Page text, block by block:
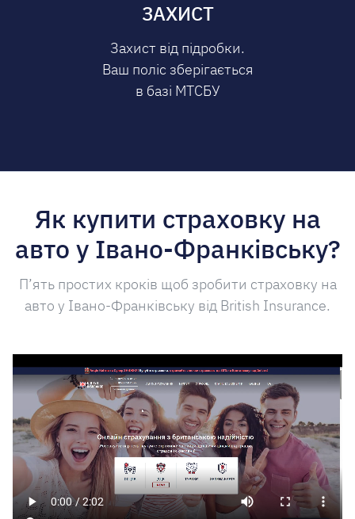
ЗАХИСТ
Захист від підробки.
Ваш поліс зберігається
в базі МТСБУ
Як купити страховку на
авто у Івано-Франківську?
П’ять простих кроків щоб зробити страховку на
авто у Івано-Франківську від British Insurance.